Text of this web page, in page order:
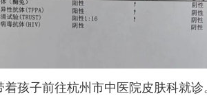
着孩子前往杭州市中医院皮肤科就